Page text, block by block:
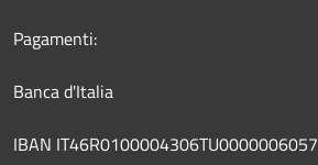
Pagamenti:
Banca d'Italia
IBAN IT46R0100004306TU0000006057